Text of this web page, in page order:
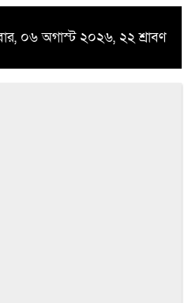
০৬ অগাস্ট ২০২৬, ২২ শ্রাবণ